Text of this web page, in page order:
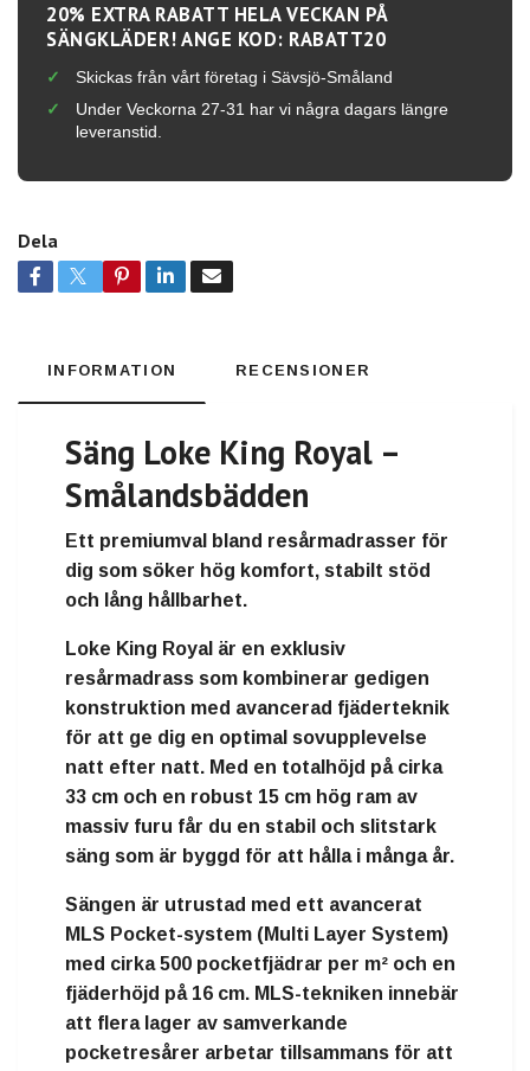
20% EXTRA RABATT HELA VECKAN PÅ
SÄNGKLÄDER! ANGE KOD: RABATT20
Skickas från vårt företag i Sävsjö-Småland
Under Veckorna 27-31 har vi några dagars längre
leveranstid.
Dela
INFORMATION RECENSIONER
Säng Loke King Royal –
Smålandsbädden
Ett premiumval bland resårmadrasser för
dig som söker hög komfort, stabilt stöd
och lång hållbarhet.
Loke King Royal är en exklusiv
resårmadrass som kombinerar gedigen
konstruktion med avancerad fjäderteknik
för att ge dig en optimal sovupplevelse
natt efter natt. Med en totalhöjd på cirka
33 cm och en robust 15 cm hög ram av
massiv furu får du en stabil och slitstark
säng som är byggd för att hålla i många år.
Sängen är utrustad med ett avancerat
MLS Pocket-system (Multi Layer System)
med cirka500 pocketfjädrar per m² och en
fjäderhöjd på 16 cm. MLS-tekniken innebär
att flera lager av samverkande
pocketresårer arbetar tillsammans för att